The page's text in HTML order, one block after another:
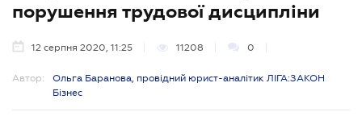
порушення трудової дисципліни
12 серпня 2020, 11:25 11208 0
Автор:
Ольга Баранова, провідний юрист-аналітик ЛІГА:ЗАКОН
Бізнес